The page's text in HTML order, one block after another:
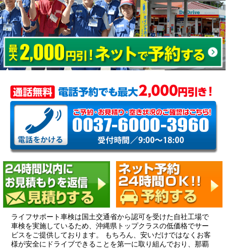
ライフサポート車検は国土交通省から認可を受けた自社工場で
車検を実施しているため、沖縄県トップクラスの低価格でサー
ビスをご提供しております。 もちろん、安いだけではなくお客
様が安全にドライブできることを第一に取り組んでおり、那覇